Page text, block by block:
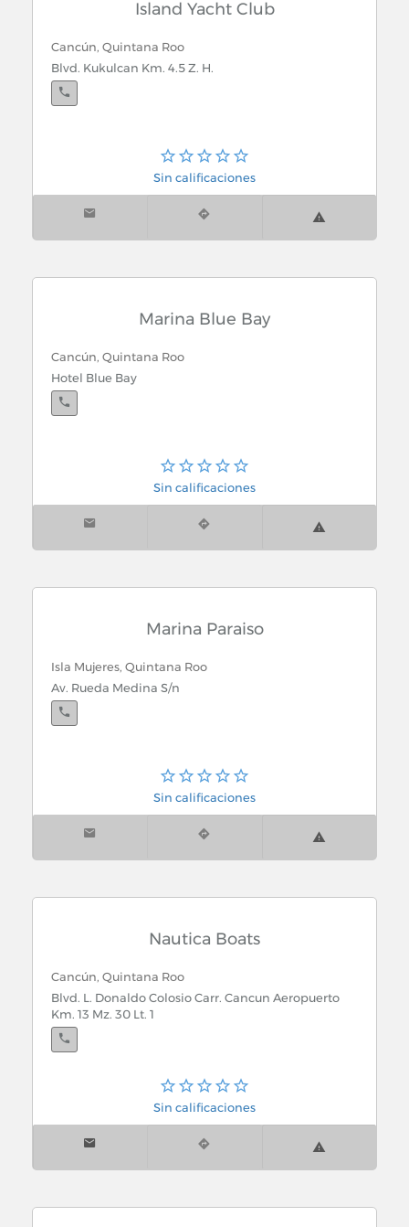
Island Yacht Club
Cancún, Quintana Roo
Blvd. Kukulcan Km. 4.5 Z. H.
Sin calificaciones
Marina Blue Bay
Cancún, Quintana Roo
Hotel Blue Bay
Sin calificaciones
Marina Paraiso
Isla Mujeres, Quintana Roo
Av. Rueda Medina S/n
Sin calificaciones
Nautica Boats
Cancún, Quintana Roo
Blvd. L. Donaldo Colosio Carr. Cancun Aeropuerto
Km. 13 Mz. 30 Lt. 1
Sin calificaciones